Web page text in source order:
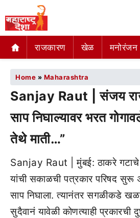
राजकारण खेळ मनोरंजन
Home » Maharashtra
Sanjay Raut | संजय
साप निघाल्यावर भरत
तेथे माती…”
Sanjay Raut | मुंबई: ठाकरे
यांची सकाळची पत्रकार परिषद सुरू
साप निघाला. त्यानंतर सगळीकडे
सुदैवानं यावेळी कोणत्याही प्रकारची